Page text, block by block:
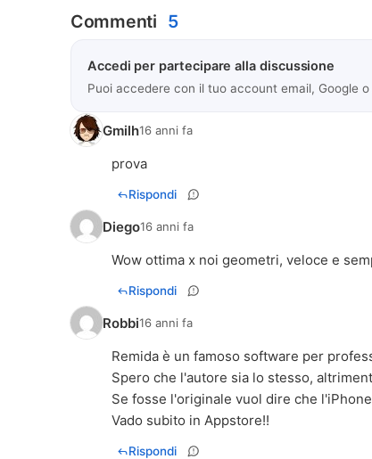
Commenti 5
Accedi per partecipare alla discussione
Puoi accedere con il tuo account email, Google
Gmilh16 anni fa
prova
Rispondi
Diego16 anni fa
Wow ottima x noi geometri, veloce e
Rispondi
Robbi16 anni fa
Remida è un famoso software per
Spero che l'autore sia lo stesso,
Se fosse l'originale vuol dire che
Vado subito in Appstore!!
Rispondi